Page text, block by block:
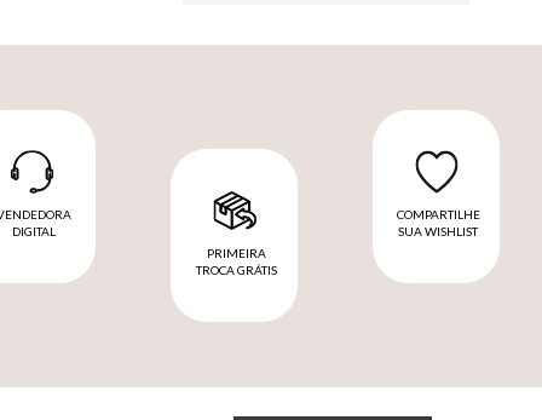
DIGITAL
PRIMEIRA
TROCA GRÁTIS
COMPARTILHE
SUA WISHLIST